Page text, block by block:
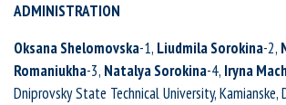
ADMINISTRATION
Oksana Shelomovska-1, Liudmila Sorokina-2,
Romaniukha-3, Natalya Sorokina-4, Iryna
Dniprovsky State Technical University, Kamianske,